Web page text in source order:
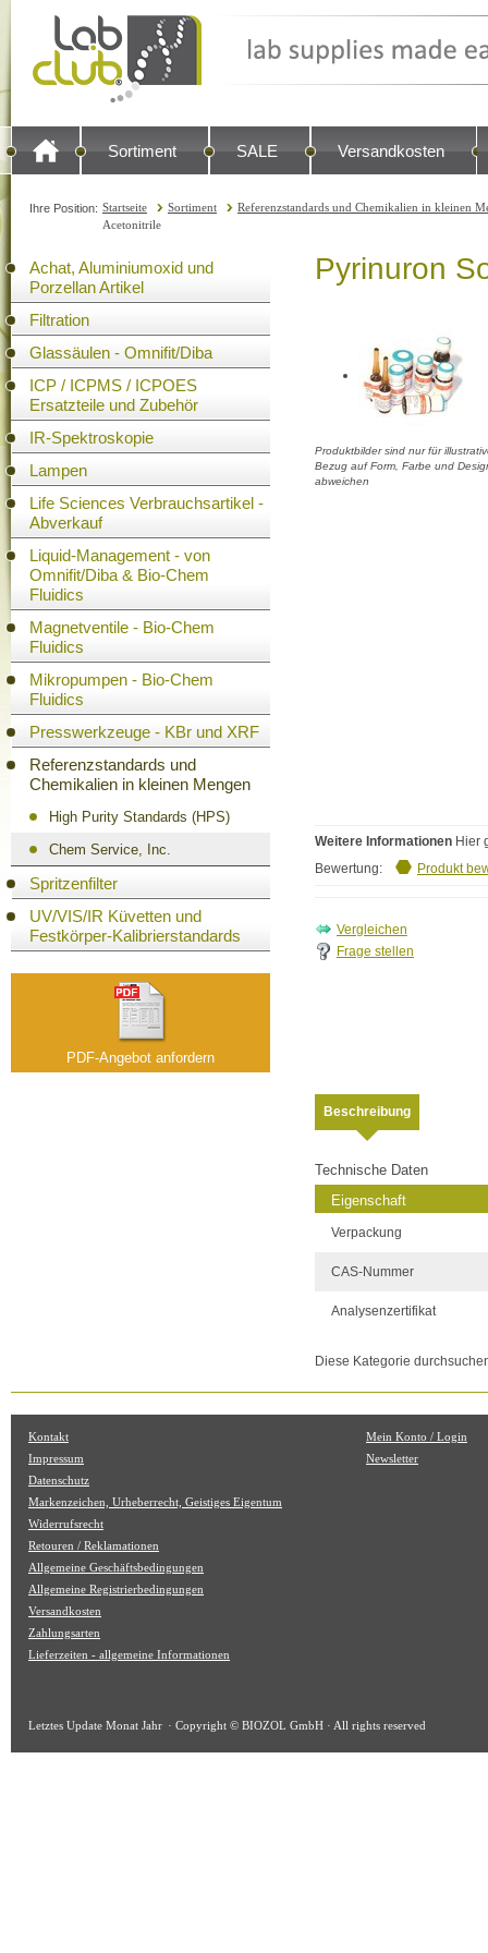
Sortiment SALE Versandkosten
Ihre Position: Startseite Sortiment
Referenzstandards und Chemikalien in kleinen
Acetonitrile
Achat, Aluminiumoxid und
Porzellan Artikel
Filtration
Glassäulen - Omnifit/Diba
ICP / ICPMS / ICPOES
Ersatzteile und Zubehör
IR-Spektroskopie
Lampen
Life Sciences Verbrauchsartikel -
Abverkauf
Liquid-Management - von
Omnifit/Diba & Bio-Chem
Fluidics
Magnetventile - Bio-Chem
Fluidics
Mikropumpen - Bio-Chem
Fluidics
Presswerkzeuge - KBr und XRF
Referenzstandards und
Chemikalien in kleinen Mengen
High Purity Standards (HPS)
Chem Service, Inc.
Spritzenfilter
UV/VIS/IR Küvetten und
Festkörper-Kalibrierstandards
PDF-Angebot anfordern
Pyrinuron
Produktbilder sind nur für
Bezug auf Form, Farbe und
abweichen
Weitere Informationen Hier
Bewertung:
Produkt
Frage stellen
Beschreibung
Technische Daten
Eigenschaft
Verpackung
CAS-Nummer
Analysenzertifikat
Diese Kategorie
Kontakt
Impressum
Datenschutz
Markenzeichen, Urheberrecht, Geistiges Eigentum
Widerrufsrecht
Retouren / Reklamationen
Allgemeine Geschäftsbedingungen
Allgemeine Registrierbedingungen
Versandkosten
Zahlungsarten
Lieferzeiten - allgemeine Informationen
Mein Konto / Login
Newsletter
Letztes Update Monat Jahr · Copyright © BIOZOL GmbH · All rights reserved